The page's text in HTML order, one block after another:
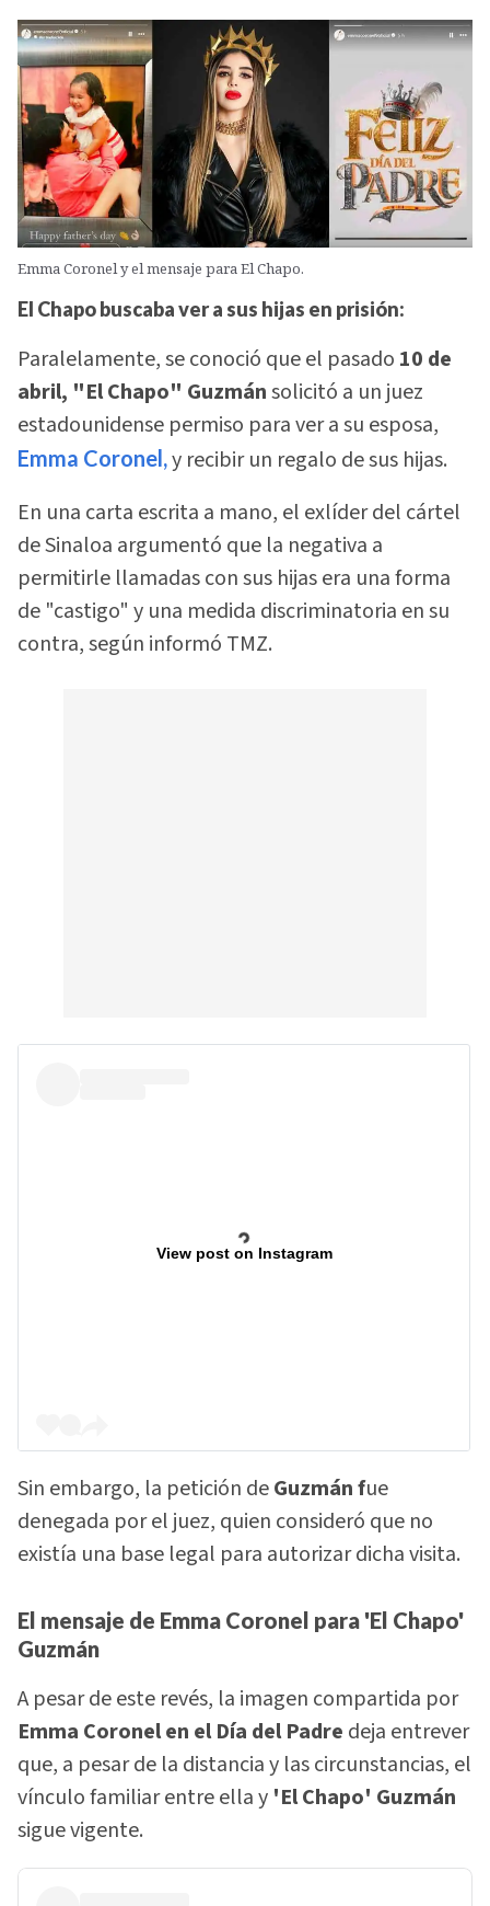
Emma Coronel y el mensaje para El Chapo.
El Chapo buscaba ver a sus hijas en prisión:
Paralelamente, se conoció que el pasado 10 de
abril, "El Chapo" Guzmánsolicitó a un juez
estadounidense permiso para ver a su esposa,
Emma Coronel,y recibir un regalo de sus hijas.
En una carta escrita a mano, el exlíder del cártel
de Sinaloa argumentó que la negativa a
permitirle llamadas con sus hijas era una forma
de "castigo" y una medida discriminatoria en su
contra, según informó TMZ.
View post on Instagram
Sin embargo, la petición deGuzmán fue
denegada por el juez, quien consideró que no
existía una base legal para autorizar dicha visita.
El mensaje de Emma Coronel para 'El Chapo'
Guzmán
A pesar de este revés, la imagen compartida por
Emma Coronel en el Día del Padre deja entrever
que, a pesar de la distancia y las circunstancias, el
vínculo familiar entre ella y 'El Chapo' Guzmán
sigue vigente.